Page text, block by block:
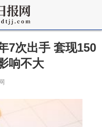
7次出手 套现150
响不大